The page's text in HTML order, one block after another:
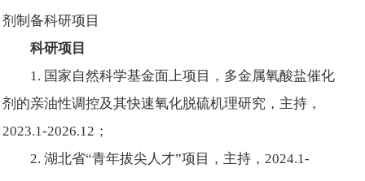
剂制备科研项目
科研项目
1. 国家自然科学基金面上项目，多金属氧酸盐催化
剂的亲油性调控及其快速氧化脱硫机理研究，主持，
2023.1-2026.12；
2. 湖北省“青年拔尖人才”项目，主持，2024.1-